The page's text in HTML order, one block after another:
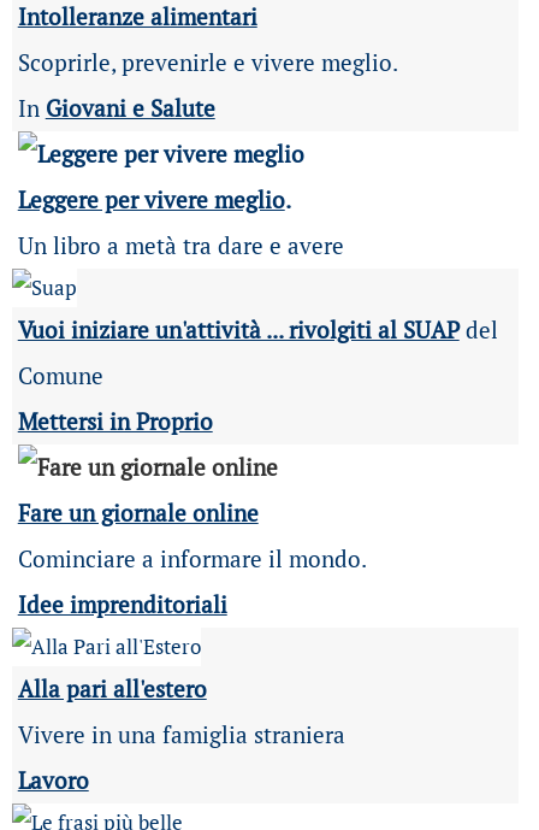
Intolleranze alimentari
Scoprirle, prevenirle e vivere meglio.
In Giovani e Salute
Leggere per vivere meglio.
Un libro a metà tra dare e avere
Vuoi iniziare un'attività ... rivolgiti al SUAPdel
Comune
Mettersi in Proprio
Fare un giornale online
Cominciare a informare il mondo.
Idee imprenditoriali
Alla pari all'estero
Vivere in una famiglia straniera
Lavoro